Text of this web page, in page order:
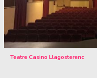
Teatre Casino Llagosterenc